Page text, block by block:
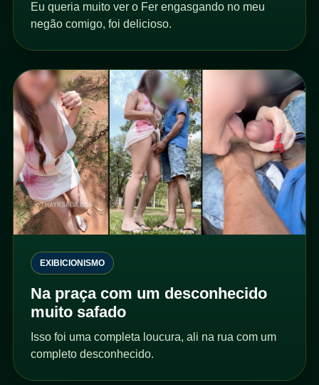
Eu queria muito ver o Fer engasgando no meu
negão comigo, foi delicioso.
EXIBICIONISMO
Na praça com um desconhecido
muito safado
Isso foi uma completa loucura, ali na rua com um
completo desconhecido.